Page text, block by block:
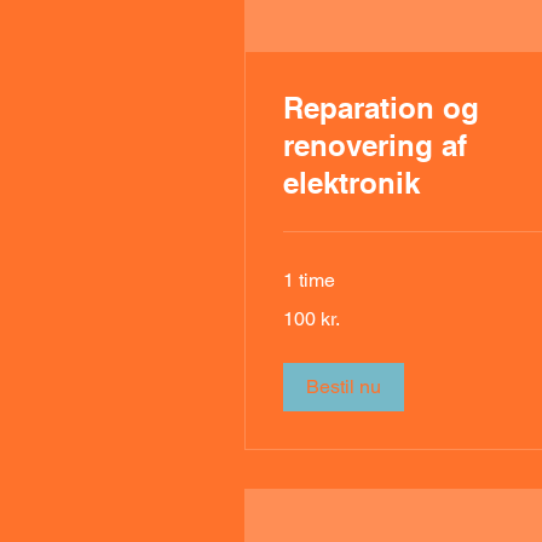
Reparation og
renovering af
elektronik
1 time
danske
100 kr.
Bestil nu